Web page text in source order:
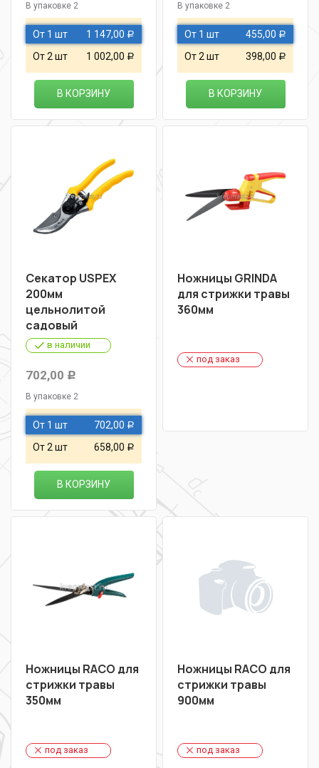
В упаковке 2
От 1 шт 1 147,00 Р
От 2 шт 1 002,00 Р
В КОРЗИНУ
В упаковке 2
От 1 шт 455,00 Р
От 2 шт 398,00 Р
В КОРЗИНУ
Секатор USPEX
200мм
цельнолитой
садовый
в наличии
702,00 Р
В упаковке 2
От 1 шт 702,00 Р
От 2 шт 658,00 Р
В КОРЗИНУ
Ножницы GRINDA
для стрижки травы
360мм
под заказ
Ножницы RAСО для
стрижки травы
350мм
под заказ
Ножницы RAСО для
стрижки травы
900мм
под заказ